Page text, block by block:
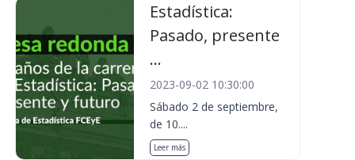
Estadística:
Pasado, presente
...
2023-09-02 10:30:00
Sábado 2 de septiembre,
de 10....
Leer más